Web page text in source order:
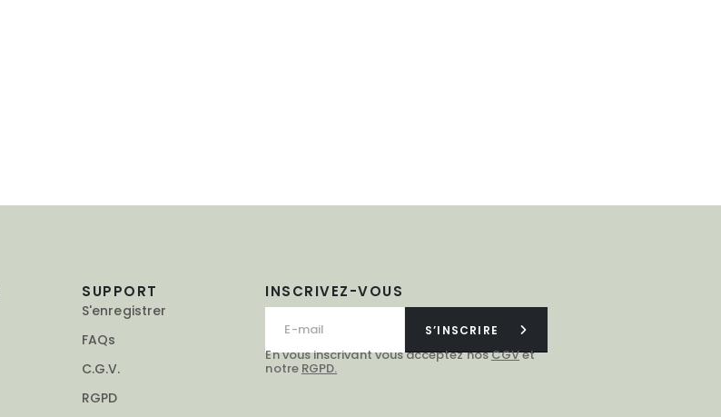
INSCRIVEZ-VOUS
S’INSCRIRE
En vous inscrivant vous acceptez nosCGVet
notre RGPD.
SUPPORT
S'enregistrer
FAQs
C.G.V.
RGPD